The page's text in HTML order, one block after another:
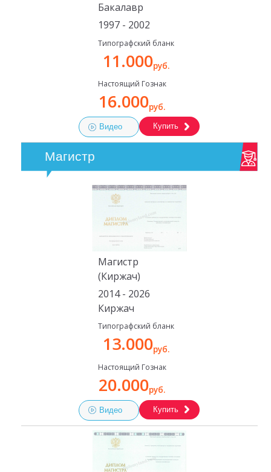
Бакалавр
1997 - 2002
Типографский бланк
11.000руб.
Настоящий Гознак
16.000руб.
Видео Купить
Магистр
Магистр
(Киржач)
2014 - 2026
Киржач
Типографский бланк
13.000руб.
Настоящий Гознак
20.000руб.
Видео Купить